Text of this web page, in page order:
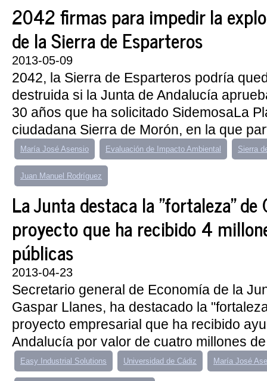
2042 firmas para impedir la
de la Sierra de Esparteros
2013-05-09
2042, la Sierra de Esparteros podría
destruida si la Junta de Andalucía
30 años que ha solicitado SidemosaLa
ciudadana Sierra de Morón, en la que
María José Asensio Evaluación de Impacto Ambiental Sierra
Juan Manuel Rodríguez
La Junta destaca la "fortaleza" de
proyecto que ha recibido 4
públicas
2013-04-23
Secretario general de Economía de la
Gaspar Llanes, ha destacado la
proyecto empresarial que ha recibido
Andalucía por valor de cuatro millones
Easy Industrial Solutions Universidad de Cádiz María José